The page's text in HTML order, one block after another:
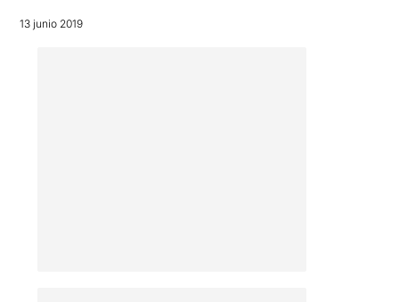
13 junio 2019